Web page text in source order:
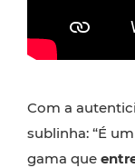
Com a
sublinha: “É
gama que